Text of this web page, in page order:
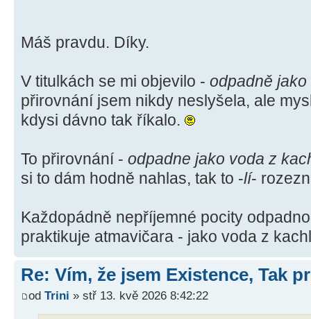
Máš pravdu. Díky.
V titulkách se mi objevilo - odpadně
přirovnání jsem nikdy neslyšela, ale
kdysi dávno tak říkalo.
To přirovnání - odpadne jako voda z
si to dám hodně nahlas, tak to -lí-
Každopádně nepříjemné pocity
praktikuje atmavičara - jako voda z
Re: Vím, že jsem Existence, Tak
od Trini » stř 13. kvě 2026 8:42:22